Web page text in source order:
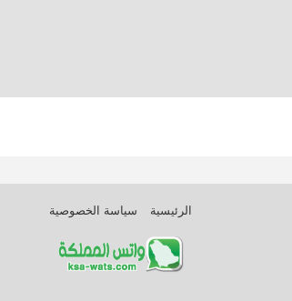
الرئيسية سياسة الخصوصية